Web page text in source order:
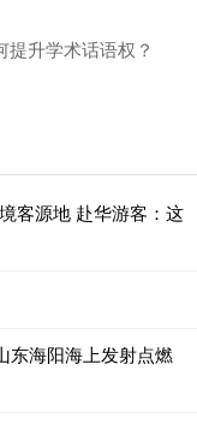
升学术话语权？
客源地 赴华游客：这
东海阳海上发射点燃